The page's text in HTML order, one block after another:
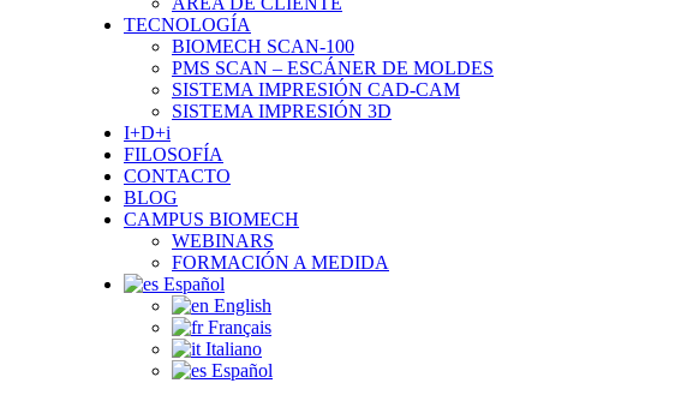
TECNOLOGÍA
BIOMECH SCAN-100
PMS SCAN – ESCÁNER DE MOLDES
SISTEMA IMPRESIÓN CAD-CAM
SISTEMA IMPRESIÓN 3D
I+D+i
FILOSOFÍA
CONTACTO
BLOG
CAMPUS BIOMECH
WEBINARS
FORMACIÓN A MEDIDA
Español
English
Français
Italiano
Español